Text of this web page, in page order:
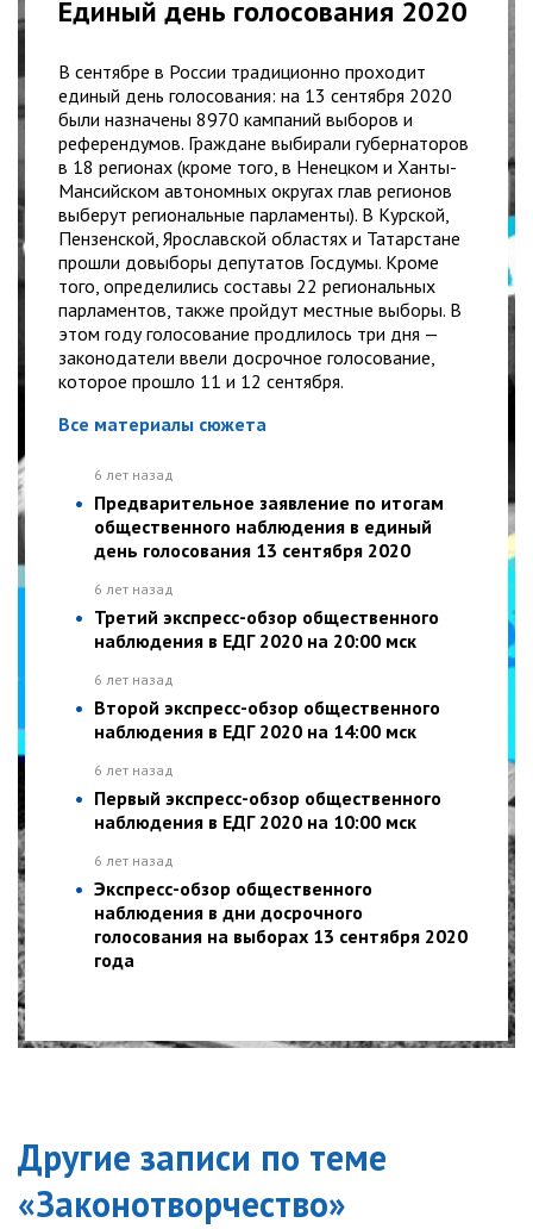
Единый день голосования 2020
В сентябре в России традиционно проходит
единый день голосования: на 13 сентября 2020
были назначены 8970 кампаний выборов и
референдумов. Граждане выбирали губернаторов
в 18 регионах (кроме того, в Ненецком и Ханты-
Мансийском автономных округах глав регионов
выберут региональные парламенты). В Курской,
Пензенской, Ярославской областях и Татарстане
прошли довыборы депутатов Госдумы. Кроме
того, определились составы 22 региональных
парламентов, также пройдут местные выборы. В
этом году голосование продлилось три дня —
законодатели ввели досрочное голосование,
которое прошло 11 и 12 сентября.
Все материалы сюжета
6 лет назад
Предварительное заявление по итогам
общественного наблюдения в единый
день голосования 13 сентября 2020
6 лет назад
Третий экспресс-обзор общественного
наблюдения в ЕДГ 2020 на 20:00 мск
6 лет назад
Второй экспресс-обзор общественного
наблюдения в ЕДГ 2020 на 14:00 мск
6 лет назад
Первый экспресс-обзор общественного
наблюдения в ЕДГ 2020 на 10:00 мск
6 лет назад
Экспресс-обзор общественного
наблюдения в дни досрочного
голосования на выборах 13 сентября 2020
года
Другие записи по теме
«Законотворчество»